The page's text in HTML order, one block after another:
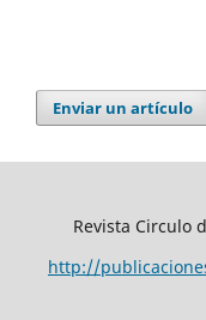
Enviar un artículo
Revista Circulo
http://